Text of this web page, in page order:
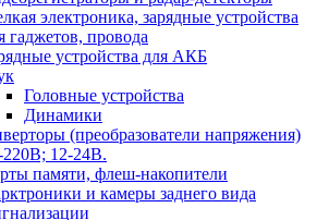
электроника, зарядные устройства
гаджетов, провода
устройства для АКБ
Головные устройства
Динамики
(преобразователи напряжения)
220В; 12-24В.
памяти, флеш-накопители
и камеры заднего вида